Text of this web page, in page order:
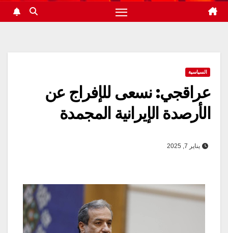
السياسية
عراقجي: نسعى للإفراج عن
الأرصدة الإيرانية المجمدة
يناير 7, 2025